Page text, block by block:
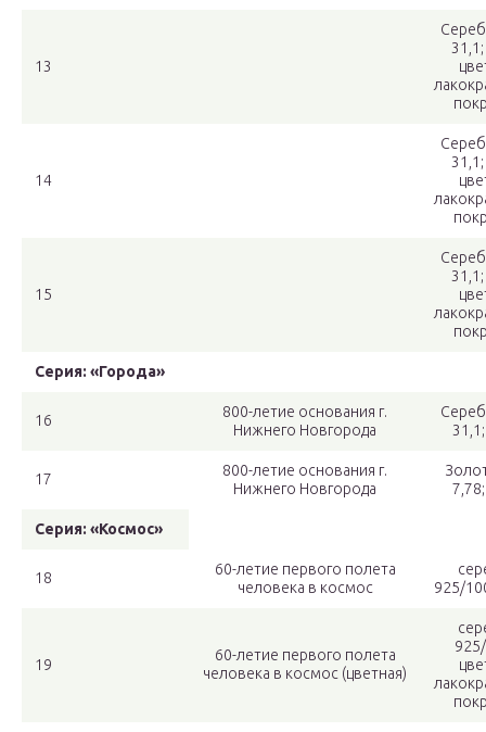
13
14
15
Серия: «Города»
16
800-летие основания г.
Нижнего Новгорода
17
800-летие основания г.
Нижнего Новгорода
Серия: «Космос»
18
60-летие первого полета
человека в космос
925/
19
60-летие первого полета
человека в космос (цветная)